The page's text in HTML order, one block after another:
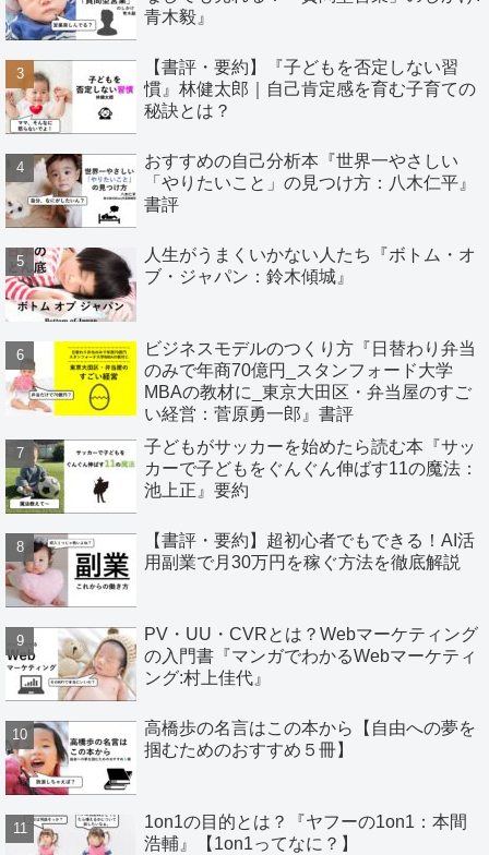
青木毅』
【書評・要約】『子どもを否定しない習
慣』林健太郎｜自己肯定感を育む子育ての
秘訣とは？
おすすめの自己分析本『世界一やさしい
「やりたいこと」の見つけ方：八木仁平』
書評
人生がうまくいかない人たち『ボトム・オ
ブ・ジャパン：鈴木傾城』
ビジネスモデルのつくり方『日替わり弁当
のみで年商70億円_スタンフォード大学
MBAの教材に_東京大田区・弁当屋のすご
い経営：菅原勇一郎』書評
子どもがサッカーを始めたら読む本『サッ
カーで子どもをぐんぐん伸ばす11の魔法：
池上正』要約
【書評・要約】超初心者でもできる！AI活
用副業で月30万円を稼ぐ方法を徹底解説
PV・UU・CVRとは？Webマーケティング
の入門書『マンガでわかるWebマーケティ
ング:村上佳代』
高橋歩の名言はこの本から【自由への夢を
掴むためのおすすめ５冊】
1on1の目的とは？『ヤフーの1on1：本間
浩輔』【1on1ってなに？】